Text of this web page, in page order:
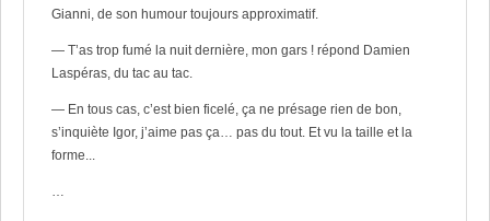
Gianni, de son humour toujours approximatif.
— T’as trop fumé la nuit dernière, mon gars ! répond Damien
Laspéras, du tac au tac.
— En tous cas, c’est bien ficelé, ça ne présage rien de bon,
s’inquiète Igor, j’aime pas ça… pas du tout. Et vu la taille et la
forme...
…